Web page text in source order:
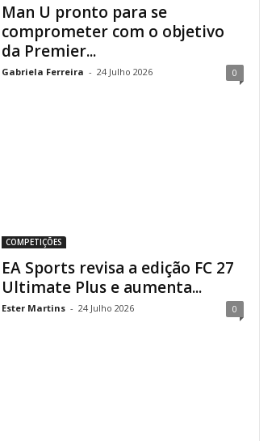
Man U pronto para se
comprometer com o objetivo
da Premier...
Gabriela Ferreira - 24 Julho 2026 0
COMPETIÇÕES
EA Sports revisa a edição FC 27
Ultimate Plus e aumenta...
Ester Martins - 24 Julho 2026 0